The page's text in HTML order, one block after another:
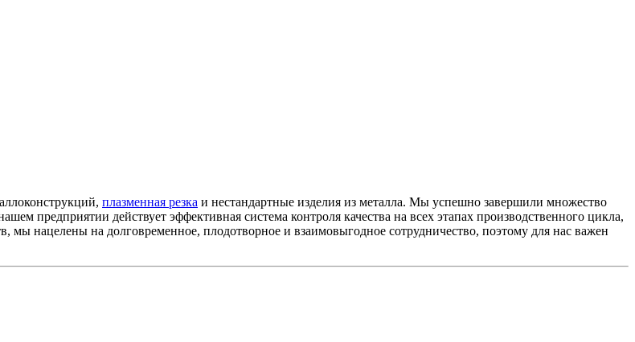
плазменная резка и нестандартные изделия из металла. Мы успешно завершили множество
предприятии действует эффективная система контроля качества на всех этапах производственного цикла,
мы нацелены на долговременное, плодотворное и взаимовыгодное сотрудничество, поэтому для нас важен